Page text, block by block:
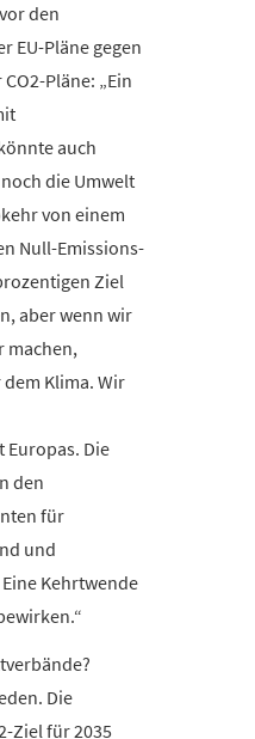
den
EU-Pläne gegen
Pläne: „Ein
auch
die Umwelt
von einem
Null-Emissions-
Ziel
aber wenn wir
machen,
Klima. Wir
Die
den
für
und
Kehrtwende
Die
Ziel für 2035